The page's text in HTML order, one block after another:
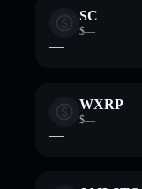
SC
$—
—
WXRP
$—
—